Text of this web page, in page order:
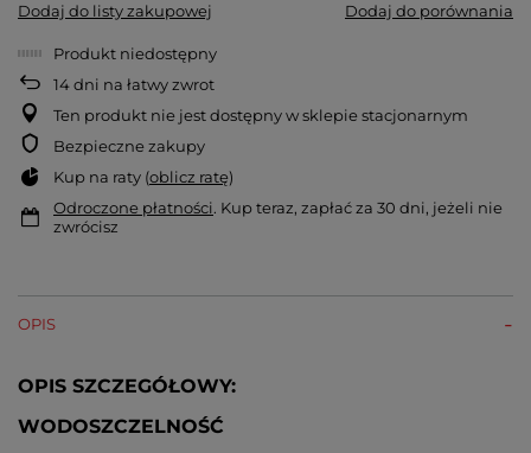
Dodaj do listy zakupowej Dodaj do porównania
Produkt niedostępny
14dni na łatwy zwrot
Ten produkt nie jest dostępny w sklepie stacjonarnym
Bezpieczne zakupy
Kup na raty (oblicz ratę)
Odroczone płatności. Kup teraz, zapłać za 30 dni, jeżeli nie
zwrócisz
OPIS
OPIS SZCZEGÓŁOWY:
WODOSZCZELNOŚĆ